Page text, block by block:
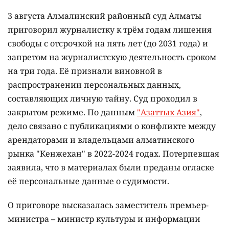
3 августа Алмалинский районный суд Алматы
приговорил журналистку к трём годам лишения
свободы с отсрочкой на пять лет (до 2031 года) и
запретом на журналистскую деятельность сроком
на три года. Её признали виновной в
распространении персональных данных,
составляющих личную тайну. Суд проходил в
закрытом режиме. По данным "Азаттык Азия",
дело связано с публикациями о конфликте между
арендаторами и владельцами алматинского
рынка "Кенжехан" в 2022-2024 годах. Потерпевшая
заявила, что в материалах были преданы огласке
её персональные данные о судимости.
О приговоре высказалась заместитель премьер-
министра – министр культуры и информации